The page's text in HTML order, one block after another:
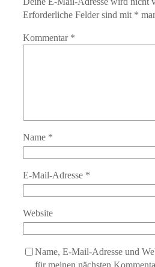
Erforderliche Felder sind mit *
Kommentar *
Name *
E-Mail-Adresse *
Website
Name, E-Mail-Adresse und
für meinen nächsten